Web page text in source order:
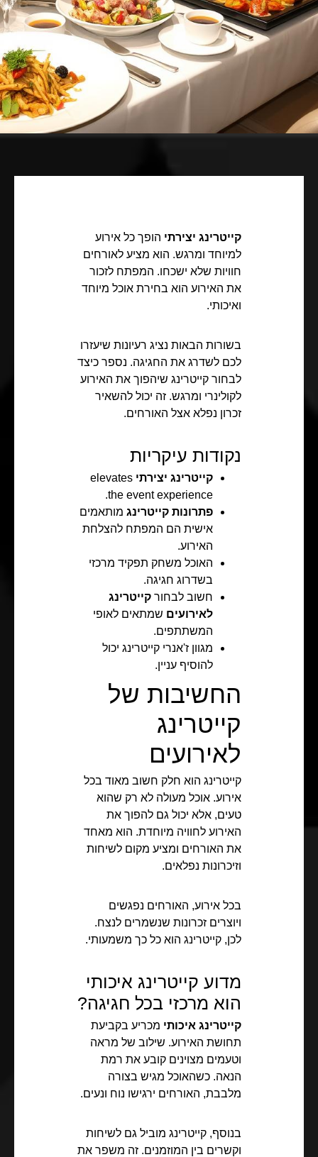
קייטרינג יצירתי הופך כל אירוע
למיוחד ומרגש. הוא מציע לאורחים
חוויות שלא ישכחו. המפתח לזכור
את האירוע הוא בחירת אוכל מיוחד
ואיכותי.
בשורות הבאות נציג רעיונות שיעזרו
לכם לשדרג את החגיגה. נספר כיצד
לבחור קייטרינג שיהפוך את האירוע
לקולינרי ומרגש. זה יכול להשאיר
זכרון נפלא אצל האורחים.
נקודות עיקריות
קייטרינג יצירתי elevates
the event experience.
פתרונות קייטרינג מותאמים
אישית הם המפתח להצלחת
האירוע.
האוכל משחק תפקיד מרכזי
בשדרוג חגיגה.
חשוב לבחור קייטרינג
לאירועים שמתאים לאופי
המשתתפים.
מגוון ז'אנרי קייטרינג יכול
להוסיף עניין.
החשיבות של
קייטרינג
לאירועים
קייטרינג הוא חלק חשוב מאוד בכל
אירוע. אוכל מעולה לא רק שהוא
טעים, אלא יכול גם להפוך את
האירוע לחוויה מיוחדת. הוא מאחד
את האורחים ומציע מקום לשיחות
וזיכרונות נפלאים.
בכל אירוע, האורחים נפגשים
ויוצרים זכרונות שנשמרים לנצח.
לכן, קייטרינג הוא כל כך משמעותי.
מדוע קייטרינג איכותי
הוא מרכזי בכל חגיגה?
קייטרינג איכותי מכריע בקביעת
תחושת האירוע. שילוב של מראה
וטעמים מצוינים קובע את רמת
הנאה. כשהאוכל מגיש בצורה
מלבבת, האורחים ירגישו נוח ונעים.
בנוסף, קייטרינג מוביל גם לשיחות
וקשרים בין המוזמנים. זה משפר את